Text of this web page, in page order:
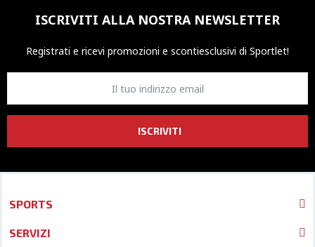
ISCRIVITI ALLA NOSTRA NEWSLETTER
Registrati e ricevi promozioni e scontiesclusivi di Sportlet!
ISCRIVITI
SPORTS
SERVIZI